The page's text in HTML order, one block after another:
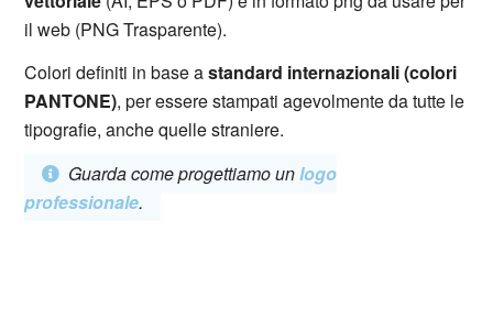
il web (PNG Trasparente).
Colori definiti in base astandard internazionali (colori
PANTONE), per essere stampati agevolmente da tutte le
tipografie, anche quelle straniere.
Guarda come progettiamo unlogo
professionale.